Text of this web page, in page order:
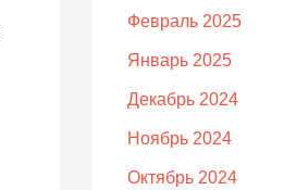
Февраль 2025
Январь 2025
Декабрь 2024
Ноябрь 2024
Октябрь 2024